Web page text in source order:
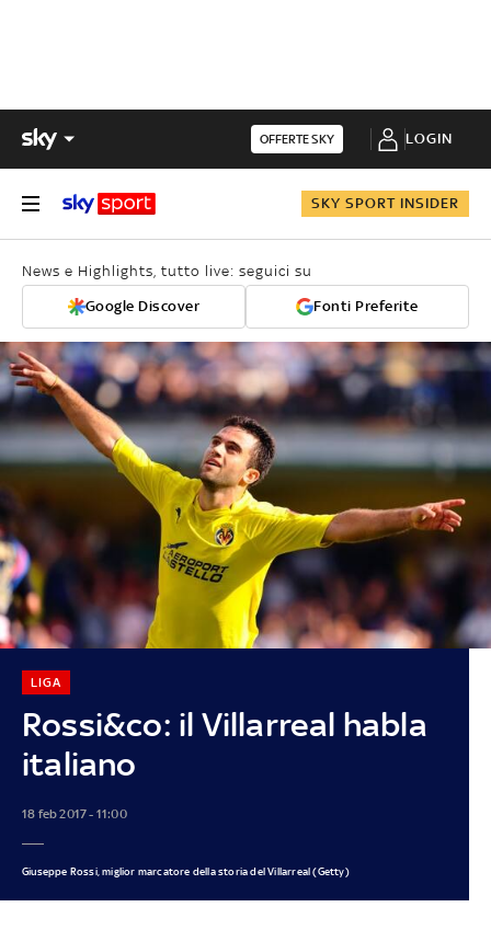
OFFERTE SKY LOGIN
SKY SPORT INSIDER
News e Highlights, tutto live: seguici su
Google Discover Fonti Preferite
Rossi&co: il Villarreal habla
italiano
LIGA
18 feb 2017 - 11:00
Giuseppe Rossi, miglior marcatore della storia del Villarreal (Getty)